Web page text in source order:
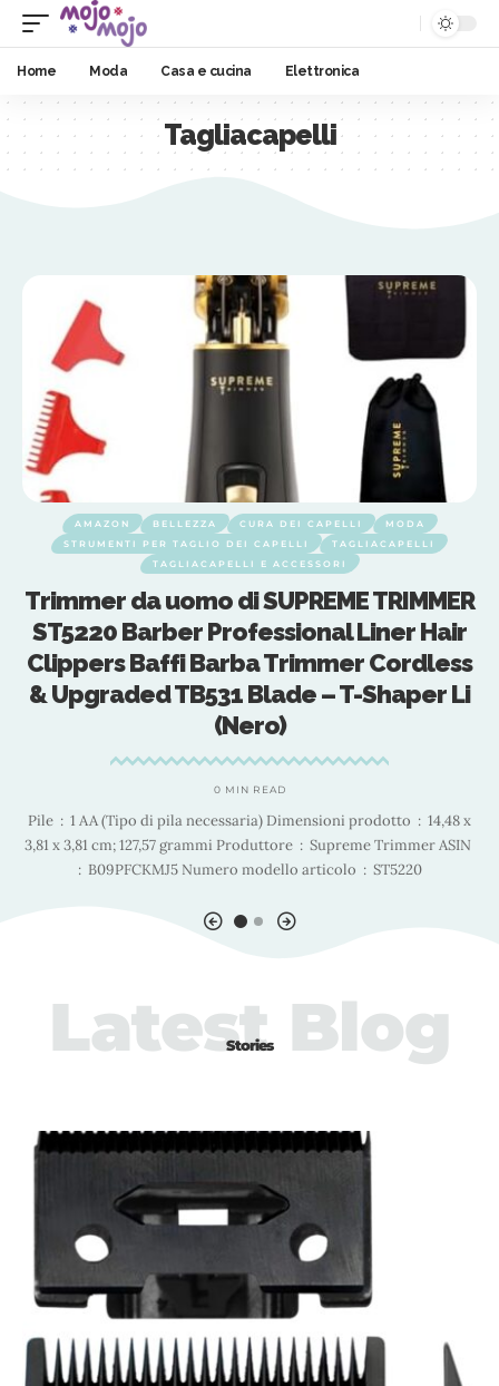
Home Moda Casa e cucina Elettronica
Tagliacapelli
AMAZON BELLEZZA CURA DEI CAPELLI
MODA
STRUMENTI PER TAGLIO DEI CAPELLI
TAGLIACAPELLI
TAGLIACAPELLI E ACCESSORI
Trimmer da uomo di SUPREME TRIMMER
ST5220 Barber Professional Liner Hair
Clippers Baffi Barba Trimmer Cordless
& Upgraded TB531 Blade – T-Shaper Li
(Nero)
0 MIN READ
Pile ‏ : ‎ 1 AA (Tipo di pila necessaria) Dimensioni prodotto ‏ : ‎ 14,48 x
3,81 x 3,81 cm; 127,57 grammi Produttore ‏ : ‎ Supreme Trimmer ASIN ‏
: ‎ B09PFCKMJ5 Numero modello articolo ‏ : ‎ ST5220
Stories
Latest Blog